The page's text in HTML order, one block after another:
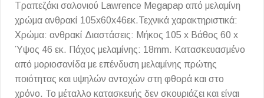
Τραπεζάκι σαλονιού Lawrence Megapap από μελαμίνη
χρώμα ανθρακί 105x60x46εκ.Τεχνικά χαρακτηριστικά:
Χρώμα: ανθρακί Διαστάσεις: Μήκος 105 x Βάθος 60 x
Ύψος 46 εκ. Πάχος μελαμίνης: 18mm. Κατασκευασμένο
από μοριοσανίδα με επένδυση μελαμίνης πρώτης
ποιότητας και υψηλών αντοχών στη φθορά και στο
χρόνο. Το μέταλλο κατασκευής δεν σκουριάζει και είναι